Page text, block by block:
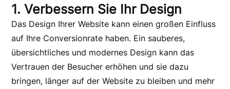
1. Verbessern Sie Ihr Design
Das Design Ihrer Website kann einen großen Einfluss
auf Ihre Conversionrate haben. Ein sauberes,
übersichtliches und modernes Design kann das
Vertrauen der Besucher erhöhen und sie dazu
bringen, länger auf der Website zu bleiben und mehr